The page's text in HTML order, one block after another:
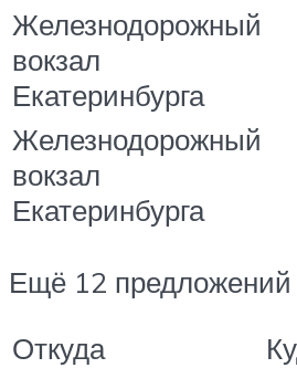
Железнодорожный
вокзал
Екатеринбурга
Железнодорожный
вокзал
Екатеринбурга
Ещё 12 предложений
Откуда